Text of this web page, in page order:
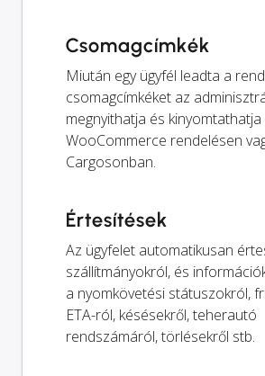
Csomagcímkék
Miután egy ügyfél leadta a
csomagcímkéket az
megnyithatja és kinyomtathatja
WooCommerce rendelésen
Cargosonban.
Értesítések
Az ügyfelet automatikusan
szállítmányokról, és
a nyomkövetési státuszokról,
ETA-ról, késésekről, teherautó
rendszámáról, törlésekről stb.